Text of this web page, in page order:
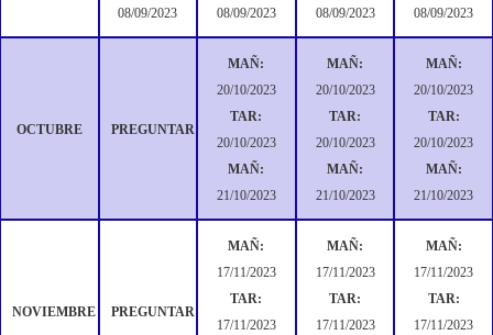
08/09/2023 08/09/2023 08/09/2023 08/09/2023
OCTUBRE PREGUNTAR
MAÑ:
20/10/2023
TAR:
20/10/2023
MAÑ:
21/10/2023
MAÑ:
20/10/2023
TAR:
20/10/2023
MAÑ:
21/10/2023
MAÑ:
20/10/2023
TAR:
20/10/2023
MAÑ:
21/10/2023
NOVIEMBRE PREGUNTAR
MAÑ:
17/11/2023
TAR:
17/11/2023
MAÑ:
17/11/2023
TAR:
17/11/2023
MAÑ:
17/11/2023
TAR:
17/11/2023